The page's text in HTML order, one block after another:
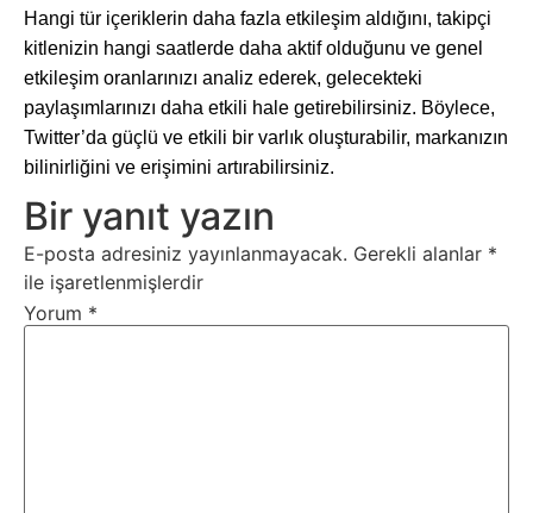
Hangi tür içeriklerin daha fazla etkileşim aldığını, takipçi
kitlenizin hangi saatlerde daha aktif olduğunu ve genel
etkileşim oranlarınızı analiz ederek, gelecekteki
paylaşımlarınızı daha etkili hale getirebilirsiniz. Böylece,
Twitter’da güçlü ve etkili bir varlık oluşturabilir, markanızın
bilinirliğini ve erişimini artırabilirsiniz.
Bir yanıt yazın
E-posta adresiniz yayınlanmayacak. Gerekli alanlar *
ile işaretlenmişlerdir
Yorum *